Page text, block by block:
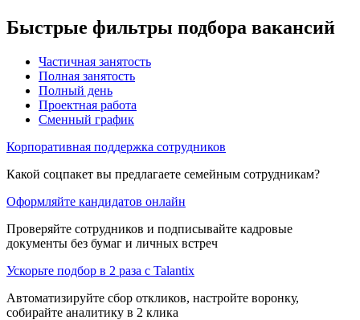
Быстрые фильтры подбора вакансий
Частичная занятость
Полная занятость
Полный день
Проектная работа
Сменный график
Корпоративная поддержка сотрудников
Какой соцпакет вы предлагаете семейным сотрудникам?
Оформляйте кандидатов онлайн
Проверяйте сотрудников и подписывайте кадровые
документы без бумаг и личных встреч
Ускорьте подбор в 2 раза с Talantix
Автоматизируйте сбор откликов, настройте воронку,
собирайте аналитику в 2 клика